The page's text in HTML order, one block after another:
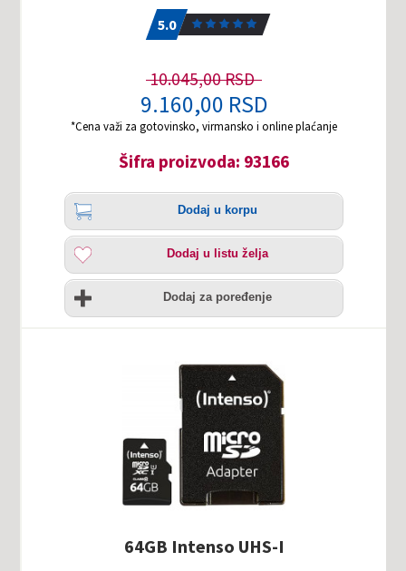
5.0
10.045,00 RSD
9.160,00 RSD
*Cena važi za gotovinsko, virmansko i online plaćanje
Šifra proizvoda: 93166
Količina
Dodaj
korpu
Dodaj u korpu
Dodaj
listu
želja
Dodaj u listu želja
Uporedi
Dodaj za poređenje
64GB Intenso UHS-I